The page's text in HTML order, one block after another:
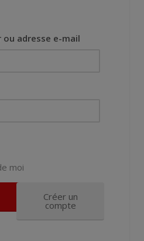
adresse e-mail
moi
Créer un
compte